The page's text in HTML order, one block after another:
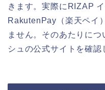
きます。実際にRIZAP
RakutenPay（楽天ペイ
ません。そのあたりに
シュの公式サイトを確認